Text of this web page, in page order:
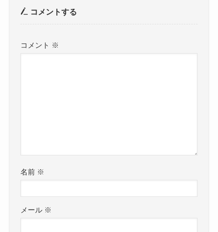
コメントする
コメント ※
名前 ※
メール ※